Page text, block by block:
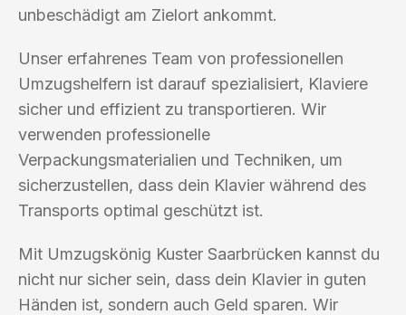
unbeschädigt am Zielort ankommt.
Unser erfahrenes Team von professionellen
Umzugshelfern ist darauf spezialisiert, Klaviere
sicher und effizient zu transportieren. Wir
verwenden professionelle
Verpackungsmaterialien und Techniken, um
sicherzustellen, dass dein Klavier während des
Transports optimal geschützt ist.
Mit Umzugskönig Kuster Saarbrücken kannst du
nicht nur sicher sein, dass dein Klavier in guten
Händen ist, sondern auch Geld sparen. Wir